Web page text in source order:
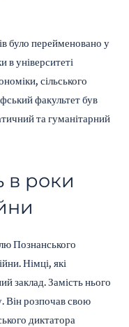
було перейменовано у
в університеті
сільського
факультет був
та гуманітарний
в роки
Познанського
Німці, які
заклад. Замість нього
Він розпочав свою
диктатора